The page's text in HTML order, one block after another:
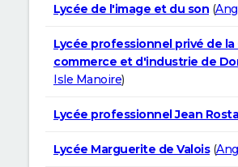
Lycée de l'image et du son (
Lycée professionnel privé de la
commerce et d'industrie de
Isle Manoire)
Lycée professionnel Jean
Lycée Marguerite de Valois(